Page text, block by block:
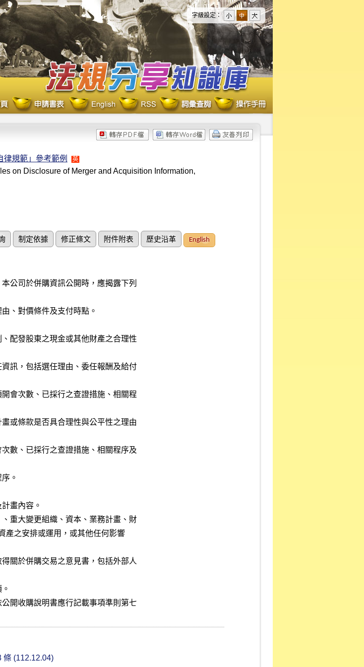
字級設定：
律規範」參考範例 英
on Disclosure of Merger and Acquisition Information,
制定依據 修正條文 附件附表 歷史沿革 English
公司於併購資訊公開時，應揭露下列
、對價條件及支付時點。
配發股東之現金或其他財產之合理性
訊，包括選任理由、委任報酬及給付
會次數、已採行之查證措施、相關程
或條款是否具合理性與公平性之理由
數、已採行之查證措施、相關程序及
。
畫內容。
、重大變更組織、資本、業務計畫、財
關於併購交易之意見書，包括外部人
開收購說明書應行記載事項準則第七
條 (112.12.04)